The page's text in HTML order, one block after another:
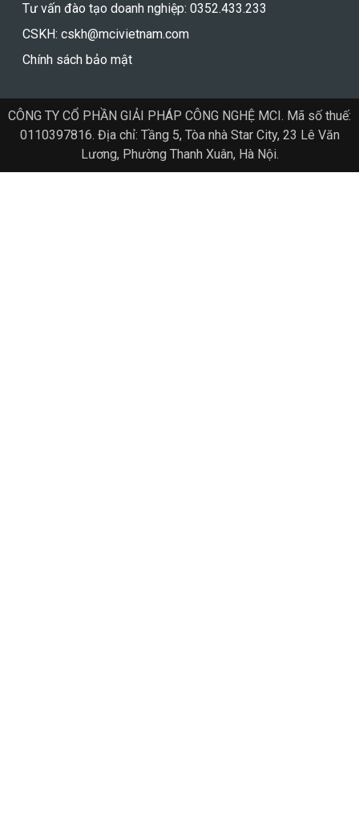
Tư vấn đào tạo doanh nghiệp: 0352.433.233
CSKH: cskh@mcivietnam.com
Chính sách bảo mật
CÔNG TY CỔ PHẦN GIẢI PHÁP CÔNG NGHỆ MCI. Mã số thuế:
0110397816. Địa chỉ: Tầng 5, Tòa nhà Star City, 23 Lê Văn
Lương, Phường Thanh Xuân, Hà Nội.